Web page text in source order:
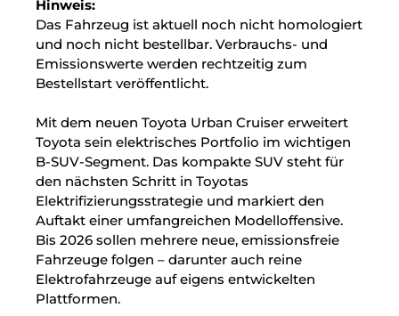
Hinweis:
Das Fahrzeug ist aktuell noch nicht homologiert
und noch nicht bestellbar. Verbrauchs- und
Emissionswerte werden rechtzeitig zum
Bestellstart veröffentlicht.
Mit dem neuen Toyota Urban Cruiser erweitert
Toyota sein elektrisches Portfolio im wichtigen
B-SUV-Segment. Das kompakte SUV steht für
den nächsten Schritt in Toyotas
Elektrifizierungsstrategie und markiert den
Auftakt einer umfangreichen Modelloffensive.
Bis 2026 sollen mehrere neue, emissionsfreie
Fahrzeuge folgen – darunter auch reine
Elektrofahrzeuge auf eigens entwickelten
Plattformen.